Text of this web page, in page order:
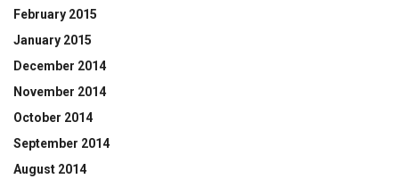
February 2015
January 2015
December 2014
November 2014
October 2014
September 2014
August 2014